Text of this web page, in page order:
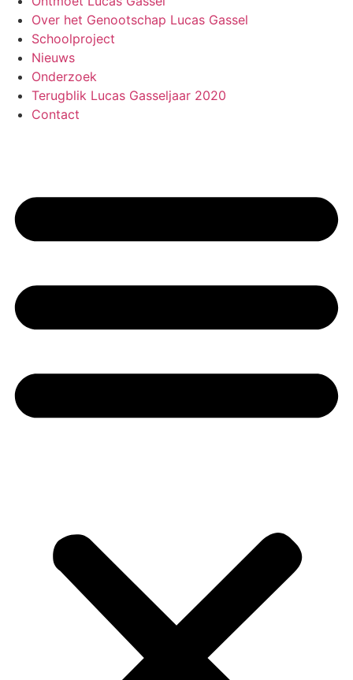
Over het Genootschap Lucas Gassel
Schoolproject
Nieuws
Onderzoek
Terugblik Lucas Gasseljaar 2020
Contact